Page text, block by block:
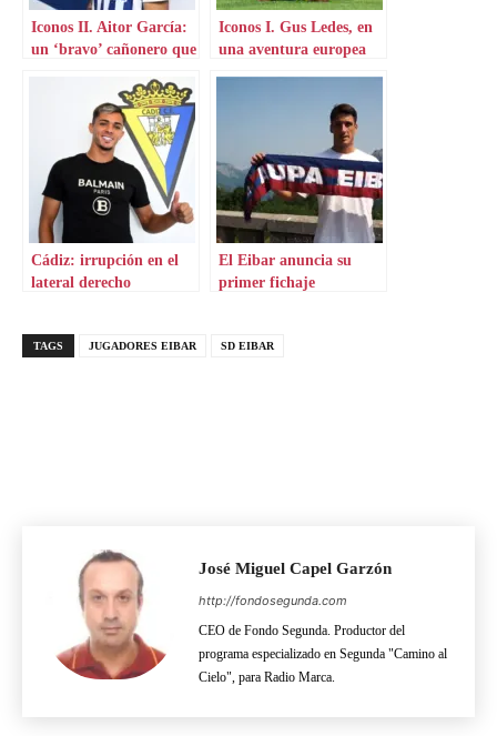
Iconos II. Aitor García:
un ‘bravo’ cañonero que
Iconos I. Gus Ledes, en
una aventura europea
Cádiz: irrupción en el
lateral derecho
El Eibar anuncia su
primer fichaje
TAGS JUGADORES EIBAR SD EIBAR
José Miguel Capel Garzón
http://fondosegunda.com
CEO de Fondo Segunda. Productor del
programa especializado en Segunda "Camino al
Cielo", para Radio Marca.